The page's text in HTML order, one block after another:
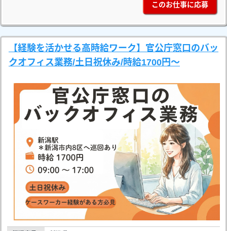
このお仕事に応募
【経験を活かせる高時給ワーク】官公庁窓口のバッ
クオフィス業務/土日祝休み/時給1700円～